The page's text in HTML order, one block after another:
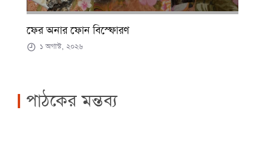
ফের অনার ফোন বিস্ফোরণ
১ অগাস্ট, ২০২৬
পাঠকের মন্তব্য